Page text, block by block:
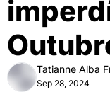
Tatianne Alba
Sep 28, 2024